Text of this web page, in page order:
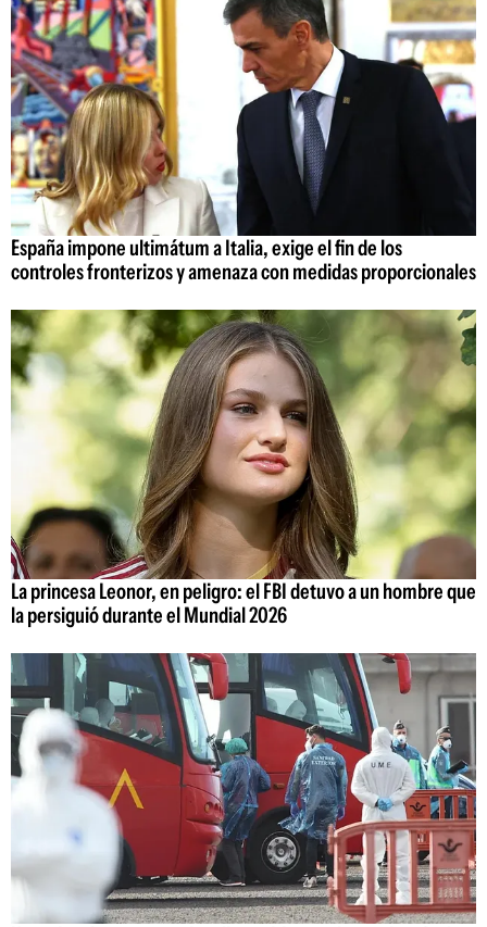
España impone ultimátum a Italia, exige el fin de los
controles fronterizos y amenaza con medidas proporcionales
La princesa Leonor, en peligro: el FBI detuvo a un hombre que
la persiguió durante el Mundial 2026